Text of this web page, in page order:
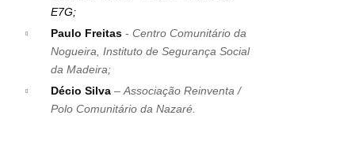
E7G;
Paulo Freitas - Centro Comunitário da
Nogueira, Instituto de Segurança Social
da Madeira;
Décio Silva – Associação Reinventa /
Polo Comunitário da Nazaré.